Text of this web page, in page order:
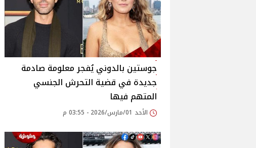
جوستين بالدوني يُفجر معلومة صادمة
جديدة في قضية التحرش الجنسي
المتهم فيها
الأحد 01/مارس/2026 - 03:55 م